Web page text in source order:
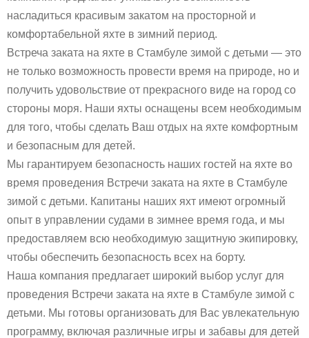
насладиться красивым закатом на просторной и
комфортабельной яхте в зимний период.
Встреча заката на яхте в Стамбуле зимой с детьми — это
не только возможность провести время на природе, но и
получить удовольствие от прекрасного виде на город со
стороны моря. Наши яхты оснащены всем необходимым
для того, чтобы сделать Ваш отдых на яхте комфортным
и безопасным для детей.
Мы гарантируем безопасность наших гостей на яхте во
время проведения Встречи заката на яхте в Стамбуле
зимой с детьми. Капитаны наших яхт имеют огромный
опыт в управлении судами в зимнее время года, и мы
предоставляем всю необходимую защитную экипировку,
чтобы обеспечить безопасность всех на борту.
Наша компания предлагает широкий выбор услуг для
проведения Встречи заката на яхте в Стамбуле зимой с
детьми. Мы готовы организовать для Вас увлекательную
программу, включая различные игры и забавы для детей